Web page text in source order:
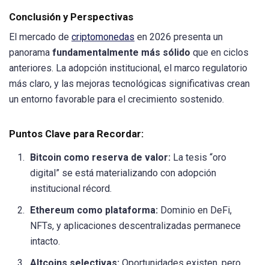
Conclusión y Perspectivas
El mercado de criptomonedas en 2026 presenta un
panorama fundamentalmente más sólido que en ciclos
anteriores. La adopción institucional, el marco regulatorio
más claro, y las mejoras tecnológicas significativas crean
un entorno favorable para el crecimiento sostenido.
Puntos Clave para Recordar:
Bitcoin como reserva de valor: La tesis “oro
digital” se está materializando con adopción
institucional récord.
Ethereum como plataforma: Dominio en DeFi,
NFTs, y aplicaciones descentralizadas permanece
intacto.